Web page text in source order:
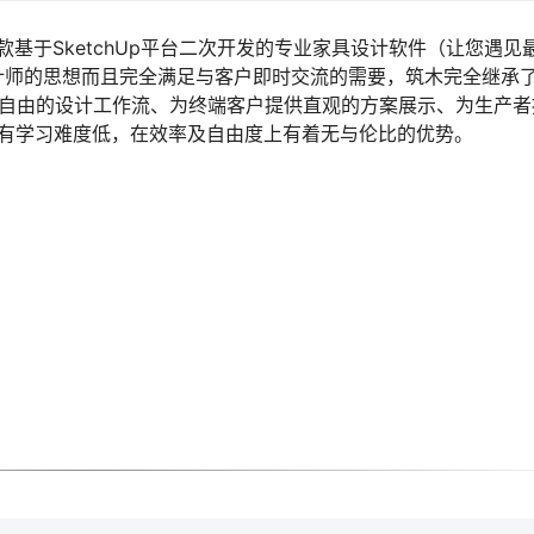
基于SketchUp平台二次开发的专业家具设计软件（让您遇见
的思想而且完全满足与客户即时交流的需要，筑木完全继承
的设计工作流、为终端客户提供直观的方案展示、为生产
习难度低，在效率及自由度上有着无与伦比的优势。